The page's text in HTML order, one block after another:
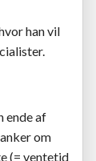
han vil
ende af
om
(= ventetid